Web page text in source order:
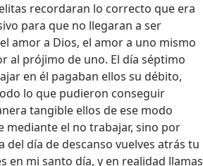
recordaran lo correcto que era
para que no llegaran a ser
amor a Dios, el amor a uno mismo
al prójimo de uno. El día séptimo
en él pagaban ellos su débito,
lo que pudieron conseguir
tangible ellos de ese modo
mediante el no trabajar, sino por
del día de descanso vuelves atrás tu
en mi santo día, y en realidad llamas